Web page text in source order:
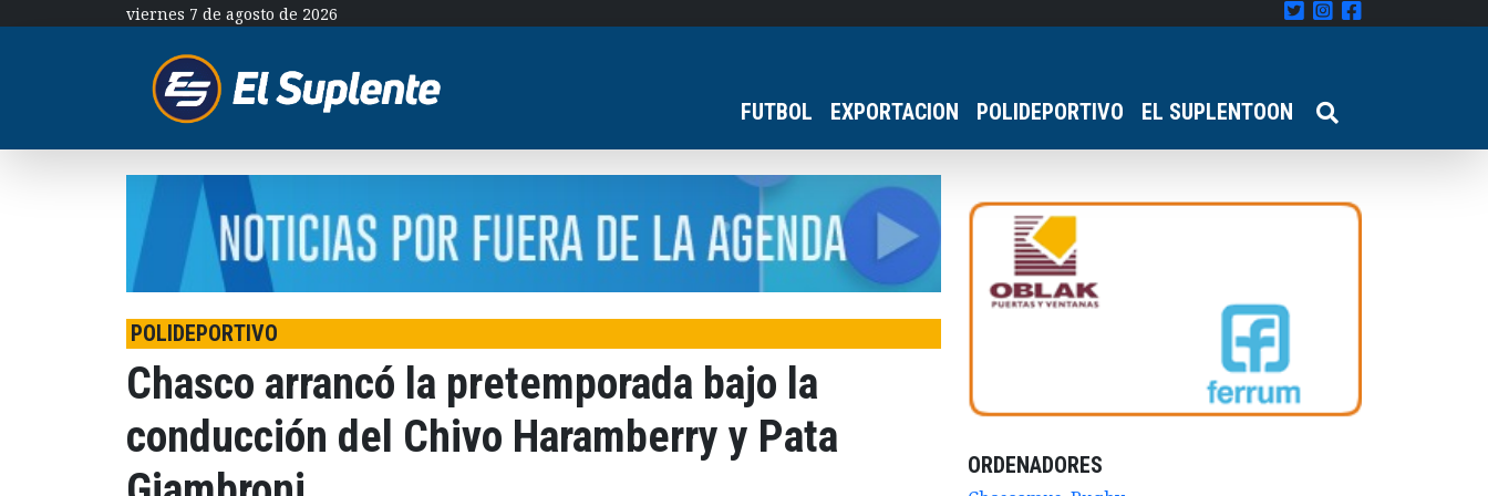
viernes 7 de agosto de 2026
FUTBOL EXPORTACION POLIDEPORTIVO EL SUPLENTOON
POLIDEPORTIVO
Chasco arrancó la pretemporada bajo la
conducción del Chivo Haramberry y Pata
ORDENADORES